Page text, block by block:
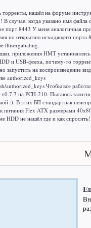
торренты, нашёл на форуме
случае, когда указано имя файла
порт 8443 У меня аналогичная
по открытию исходящего
fltisergababng.
приложения НМТ установились
и USB-флеха, почему-то
запустить на воспроизведение
authorized_keys
authorized_keys Чтобы все
на PCH-210. Пытаюсь
:). В этих БП стандартная
питания Flex ATX размерами
HDD не нашёл где и как